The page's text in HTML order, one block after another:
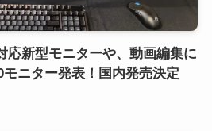
応新型モニターや、動画編集に
ニター発表！国内発売決定